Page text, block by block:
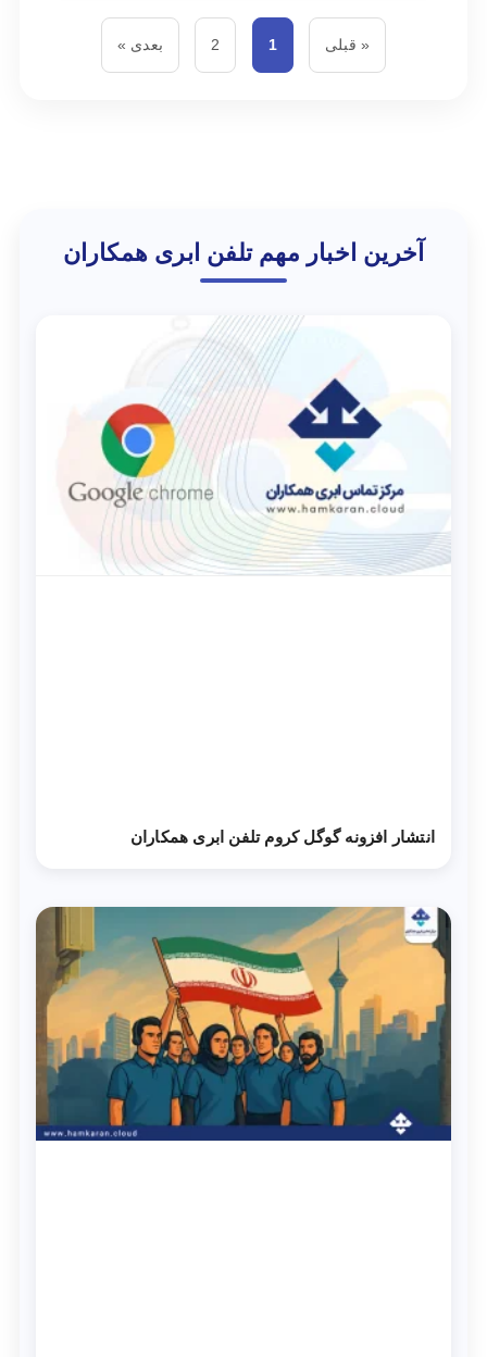
« قبلی 1
2 بعدی »
آخرین اخبار مهم تلفن ابری همکاران
انتشار افزونه گوگل کروم تلفن ابری همکاران